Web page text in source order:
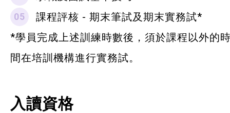
課程評核 - 期末筆試及期末實務試*
*學員完成上述訓練時數後，須於課程以外的
間在培訓機構進行實務試。
入讀資格